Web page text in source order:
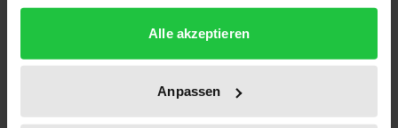
gesammelt haben.
Alle akzeptieren
Anpassen
Sites like Facebook are an essential part of everyday
communication between young people.
What does it mean for the concept of friendship if
young adults use all available media technologies